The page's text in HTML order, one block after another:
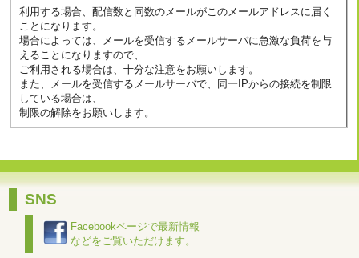
利用する場合、配信数と同数のメールがこのメールアドレスに届く
ことになります。
場合によっては、メールを受信するメールサーバに急激な負荷を与
えることになりますので、
ご利用される場合は、十分な注意をお願いします。
また、メールを受信するメールサーバで、同一IPからの接続を制限
している場合は、
制限の解除をお願いします。
SNS
Facebookページで最新情報
などをご覧いただけます。